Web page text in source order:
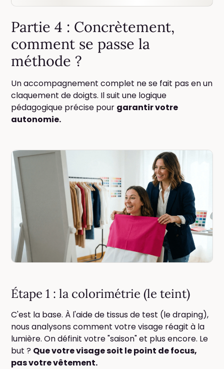
Partie 4 : Concrètement,
comment se passe la
méthode ?
Un accompagnement complet ne se fait pas en un
claquement de doigts. Il suit une logique
pédagogique précise pour garantir votre
autonomie.
Étape 1 : la colorimétrie (le teint)
C'est la base. À l'aide de tissus de test (le draping),
nous analysons comment votre visage réagit à la
lumière. On définit votre "saison" et plus encore. Le
but ? Que votre visage soit le point de focus,
pas votre vêtement.